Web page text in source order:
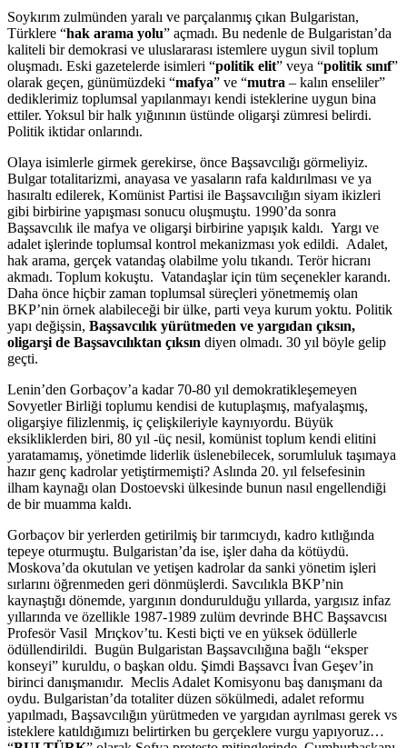
Soykırım zulmünden yaralı ve parçalanmış çıkan Bulgaristan,
Türklere “hak arama yolu” açmadı. Bu nedenle de Bulgaristan’da
kaliteli bir demokrasi ve uluslararası istemlere uygun sivil toplum
oluşmadı. Eski gazetelerde isimleri “politik elit” veya “politik sınıf”
olarak geçen, günümüzdeki “mafya” ve “mutra – kalın enseliler”
dediklerimiz toplumsal yapılanmayı kendi isteklerine uygun bina
ettiler. Yoksul bir halk yığınının üstünde oligarşi zümresi belirdi.
Politik iktidar onlarındı.
Olaya isimlerle girmek gerekirse, önce Başsavcılığı görmeliyiz.
Bulgar totalitarizmi, anayasa ve yasaların rafa kaldırılması ve ya
hasıraltı edilerek, Komünist Partisi ile Başsavcılığın siyam ikizleri
gibi birbirine yapışması sonucu oluşmuştu. 1990’da sonra
Başsavcılık ile mafya ve oligarşi birbirine yapışık kaldı. Yargı ve
adalet işlerinde toplumsal kontrol mekanizması yok edildi. Adalet,
hak arama, gerçek vatandaş olabilme yolu tıkandı. Terör hicranı
akmadı. Toplum kokuştu. Vatandaşlar için tüm seçenekler karandı.
Daha önce hiçbir zaman toplumsal süreçleri yönetmemiş olan
BKP’nin örnek alabileceği bir ülke, parti veya kurum yoktu. Politik
yapı değişsin, Başsavcılık yürütmeden ve yargıdan çıksın,
oligarşi de Başsavcılıktan çıksın diyen olmadı. 30 yıl böyle gelip
geçti.
Lenin’den Gorbaçov’a kadar 70-80 yıl demokratikleşemeyen
Sovyetler Birliği toplumu kendisi de kutuplaşmış, mafyalaşmış,
oligarşiye filizlenmiş, iç çelişkileriyle kaynıyordu. Büyük
eksikliklerden biri, 80 yıl -üç nesil, komünist toplum kendi elitini
yaratamamış, yönetimde liderlik üslenebilecek, sorumluluk taşımaya
hazır genç kadrolar yetiştirmemişti? Aslında 20. yıl felsefesinin
ilham kaynağı olan Dostoevski ülkesinde bunun nasıl engellendiği
de bir muamma kaldı.
Gorbaçov bir yerlerden getirilmiş bir tarımcıydı, kadro kıtlığında
tepeye oturmuştu. Bulgaristan’da ise, işler daha da kötüydü.
Moskova’da okutulan ve yetişen kadrolar da sanki yönetim işleri
sırlarını öğrenmeden geri dönmüşlerdi. Savcılıkla BKP’nin
kaynaştığı dönemde, yargının dondurulduğu yıllarda, yargısız infaz
yıllarında ve özellikle 1987-1989 zulüm devrinde BHC Başsavcısı
Profesör Vasil Mrıçkov’tu. Kesti biçti ve en yüksek ödüllerle
ödüllendirildi. Bugün Bulgaristan Başsavcılığına bağlı “eksper
konseyi” kuruldu, o başkan oldu. Şimdi Başsavcı İvan Geşev’in
birinci danışmanıdır. Meclis Adalet Komisyonu baş danışmanı da
oydu. Bulgaristan’da totaliter düzen sökülmedi, adalet reformu
yapılmadı, Başsavcılığın yürütmeden ve yargıdan ayrılması gerek vs
isteklere katıldığımızı belirtirken bu gerçeklere vurgu yapıyoruz…